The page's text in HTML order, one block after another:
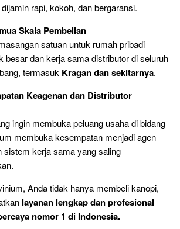
rapi, kokoh, dan bergaransi.
Skala Pembelian
satuan untuk rumah pribadi
besar dan kerja sama distributor di seluruh
termasuk Kragan dan sekitarnya.
Keagenan dan Distributor
ingin membuka peluang usaha di bidang
membuka kesempatan menjadi agen
sistem kerja sama yang saling
Anda tidak hanya membeli kanopi,
layanan lengkap dan profesional
nomor 1 di Indonesia.